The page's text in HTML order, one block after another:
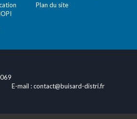
Plan du site
E-mail :contact@buisard-distri.fr